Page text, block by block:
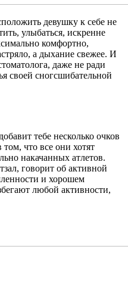
девушку к себе не
улыбаться, искренне
комфортно,
а дыхание свежее. И
даже не ради
своей сногсшибательной
тебе несколько очков
что все они хотят
накачанных атлетов.
говорит об активной
и хорошем
любой активности,